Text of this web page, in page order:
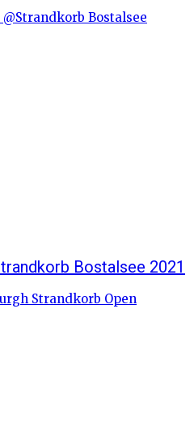
Bostalsee 2021